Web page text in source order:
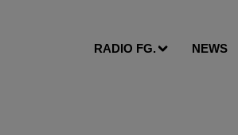
RADIO FG. NEWS